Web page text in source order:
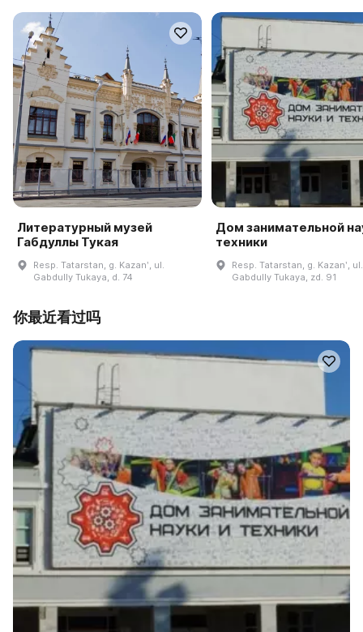
Литературный музей
Габдуллы Тукая
Resp. Tatarstan, g. Kazanʹ, ul.
Gabdully Tukaya, d. 74
Дом занимательной
техники
Resp. Tatarstan, g. Kazanʹ, ul.
Gabdully Tukaya, zd. 91
你最近看过吗